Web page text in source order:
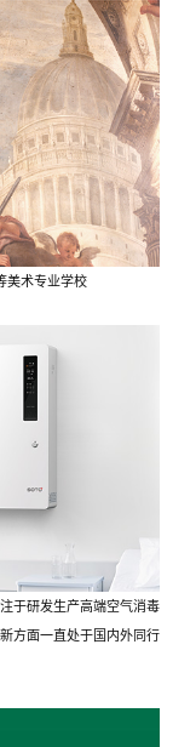
美术专业学校
于研发生产高端空气消毒
方面一直处于国内外同行